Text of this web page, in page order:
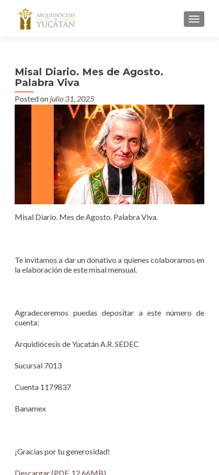
MENU
Misal Diario. Mes de Agosto.
Palabra Viva
Posted on julio 31, 2025
Misal Diario. Mes de Agosto. Palabra Viva.
Te invitamos a dar un donativo a quienes colaboramos en
la elaboración de este misal mensual.
Agradeceremos puedas depositar a este número de
cuenta:
Arquidiócesis de Yucatán A.R. SEDEC
Sucursal 7013
Cuenta 1179837
Banamex
¡Gracias por tu generosidad!
Descargar (PDF, 12.66MB)